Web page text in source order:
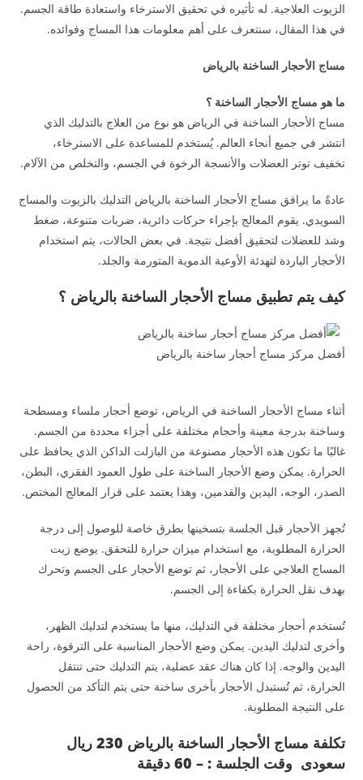
الزيوت العلاجية. له تأثيره في تحقيق الاسترخاء واستعادة طاقة الجسم.
في هذا المقال، سنتعرف على أهم معلومات هذا المساج وفوائده.
مساج الأحجار الساخنة بالرياض
ما هو مساج الأحجار الساخنة ؟
مساج الأحجار الساخنة في الرياض هو نوع من العلاج بالتدليك الذي
انتشر في جميع أنحاء العالم. يُستخدم للمساعدة على الاسترخاء،
تخفيف توتر العضلات والأنسجة الرخوة في الجسم، والتخلص من الآلام.
عادةً ما يرافق مساج الأحجار الساخنة بالرياض التدليك بالزيوت والمساج
السويدي. يقوم المعالج بإجراء حركات دائرية، ضربات متنوعة، ضغط
وشد للعضلات لتحقيق أفضل نتيجة. في بعض الحالات، يتم استخدام
الأحجار الباردة لتهدئة الأوعية الدموية المتورمة والجلد.
كيف يتم تطبيق مساج الأحجار الساخنة بالرياض ؟
أفضل مركز مساج أحجار ساخنة بالرياض
أثناء مساج الأحجار الساخنة في الرياض، توضع أحجار ملساء ومسطحة
وساخنة بدرجة معينة وأحجام مختلفة على أجزاء محددة من الجسم.
غالبًا ما تكون هذه الأحجار مصنوعة من البازلت الداكن الذي يحافظ على
الحرارة. يمكن وضع الأحجار الساخنة على طول العمود الفقري، البطن،
الصدر، الوجه، اليدين والقدمين، وهذا يعتمد على قرار المعالج المختص.
تُجهز الأحجار قبل الجلسة بتسخينها بطرق خاصة للوصول إلى درجة
الحرارة المطلوبة، مع استخدام ميزان حرارة للتحقق. يوضع زيت
المساج العلاجي على الأحجار، ثم توضع الأحجار على الجسم وتحرك
بهدف نقل الحرارة بكفاءة إلى الجسم.
تُستخدم أحجار مختلفة في التدليك، منها ما يستخدم لتدليك الظهر،
وأخرى لتدليك اليدين. يمكن وضع الأحجار المناسبة على الترقوة، راحة
اليدين والوجه. إذا كان هناك عقد عضلية، يتم التدليك حتى تنتقل
الحرارة، ثم تُستبدل الأحجار بأخرى ساخنة حتى يتم التأكد من الحصول
على النتيجة المطلوبة.
تكلفة مساج الأحجار الساخنة بالرياض 230 ريال
سعودى وقت الجلسة : – 60 دقيقة